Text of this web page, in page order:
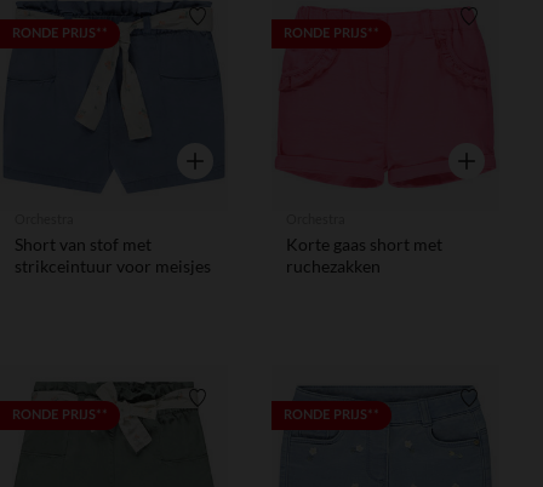
RONDE PRIJS** Verlanglijstje.
Snel overzicht
Short van stof met
strikceintuur voor meisjes
RONDE PRIJS**
Snel
Korte gaas short met
ruchezakken
RONDE PRIJS** Verlanglijstje.RONDE PRIJS**